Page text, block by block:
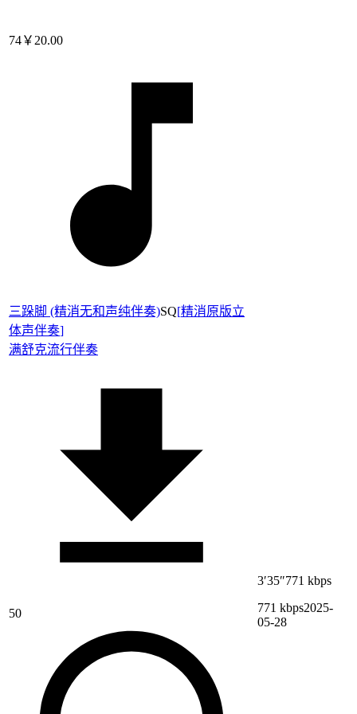
74￥20.00
三跺脚 (精消无和声纯伴奏)SQ[精消原版立
体声伴奏]
满舒克流行伴奏
50
3′35″771 kbps
771 kbps2025-
05-28